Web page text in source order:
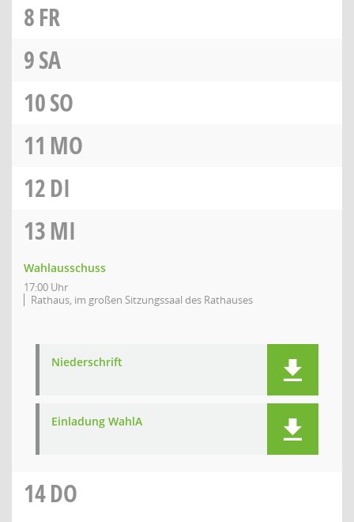
8FR
9SA
10SO
11 MO
12DI
13MI
Wahlausschuss
17:00 Uhr
Rathaus, im großen Sitzungssaal des Rathauses
Niederschrift
Einladung WahlA
14DO